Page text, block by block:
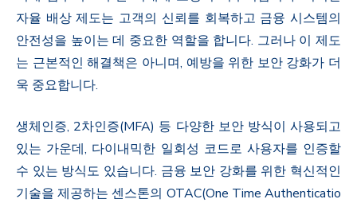
자율 배상 제도는 고객의 신뢰를 회복하고 금융 시스템의
안전성을 높이는 데 중요한 역할을 합니다. 그러나 이 제도
는 근본적인 해결책은 아니며, 예방을 위한 보안 강화가 더
욱 중요합니다.
생체인증, 2차인증(MFA) 등 다양한 보안 방식이 사용되고
있는 가운데, 다이내믹한 일회성 코드로 사용자를 인증할
수 있는 방식도 있습니다. 금융 보안 강화를 위한 혁신적인
기술을 제공하는 센스톤의 OTAC(One Time Authenticatio